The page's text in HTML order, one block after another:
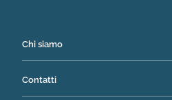
Chi siamo
Contatti